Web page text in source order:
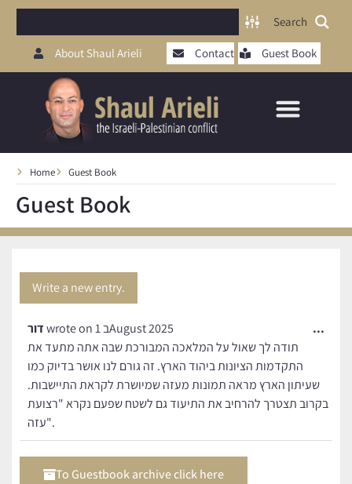
About Shaul Arieli Contact Guest Book
Search
Home Guest Book
Guest Book
wrote on
1 בAugust 2025
תודה לך שאול על המלאכה המבורכת שבה אתה מתעד את
התקדמות הציונות ביהוד הארץ. זה גורם לנו אושר בדיוק כמו
שעיתון הארץ מראה תמונות מעזה שמיושרת לקראת התיישבות.
בקרוב תצטרך להרחיב את התיעוד גם לשטח שפעם נקרא "רצועת
עזה".
...
To Guestbook archive click here